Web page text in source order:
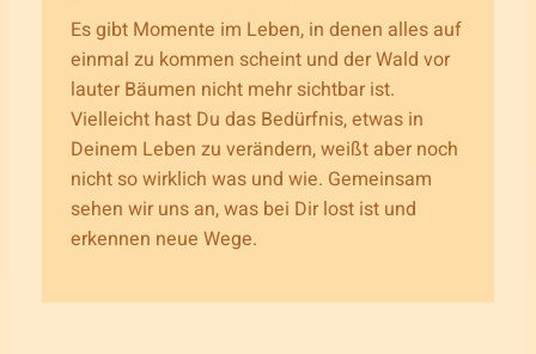
Es gibt Momente im Leben, in denen alles auf
einmal zu kommen scheint und der Wald vor
lauter Bäumen nicht mehr sichtbar ist.
Vielleicht hast Du das Bedürfnis, etwas in
Deinem Leben zu verändern, weißt aber noch
nicht so wirklich was und wie. Gemeinsam
sehen wir uns an, was bei Dir lost ist und
erkennen neue Wege.